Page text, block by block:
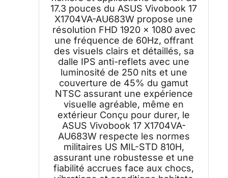
17.3 pouces du ASUS Vivobook 17
X1704VA-AU683W propose une
résolution FHD 1920 x 1080 avec
une fréquence de 60Hz, offrant
des visuels clairs et détaillés, sa
dalle IPS anti-reflets avec une
luminosité de 250 nits et une
couverture de 45% du gamut
NTSC assurant une expérience
visuelle agréable, même en
extérieur Conçu pour durer, le
ASUS Vivobook 17 X1704VA-
AU683W respecte les normes
militaires US MIL-STD 810H,
assurant une robustesse et une
fiabilité accrues face aux chocs,